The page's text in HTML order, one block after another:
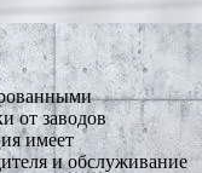
от заводов
имеет
и обслуживание